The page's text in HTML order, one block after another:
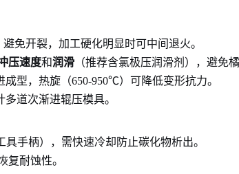
避免开裂，加工硬化明显时可中间退火。
压速度和润滑 （推荐含氯极压润滑剂），避免
型，热旋（650-950℃）可降低变形抗力。
道次渐进辊压模具。
手柄），需快速冷却防止碳化物析出。
复耐蚀性。